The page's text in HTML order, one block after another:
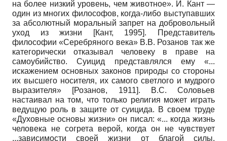
на более низкий уровень, чем животное». И. Кант —
один из многих философов, когда-либо выступавших
за абсолютный моральный запрет на добровольный
уход из жизни
[Кант, 1995]. Представитель
философии «Серебряного века» В.В. Розанов так же
категорически отказывал человеку в праве на
самоубийство. Суицид представлялся ему «...
искажением основных законов природы со стороны
их высшего носителя, их самого светлого и мудрого
выразителя»
[Розанов, 1911]. В.С. Соловьев
настаивал на том, что только религия может играть
ведущую роль в защите от суицида. В своем труде
«Духовные основы жизни» он писал: «... когда жизнь
человека не согрета верой, когда он не чувствует
...зависимости своей жизни от благой силы,